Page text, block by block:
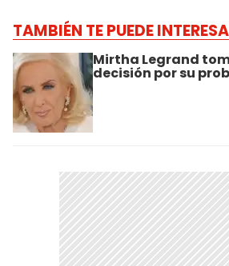
TAMBIÉN TE PUEDE
Mirtha Legrand
decisión por su